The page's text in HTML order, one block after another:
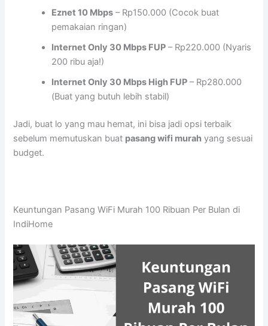
Eznet 10 Mbps – Rp150.000 (Cocok buat
pemakaian ringan)
Internet Only 30 Mbps FUP – Rp220.000 (Nyaris
200 ribu aja!)
Internet Only 30 Mbps High FUP – Rp280.000
(Buat yang butuh lebih stabil)
Jadi, buat lo yang mau hemat, ini bisa jadi opsi terbaik
sebelum memutuskan buat pasang wifi murah yang sesuai
budget.
Keuntungan Pasang WiFi Murah 100 Ribuan Per Bulan di
IndiHome